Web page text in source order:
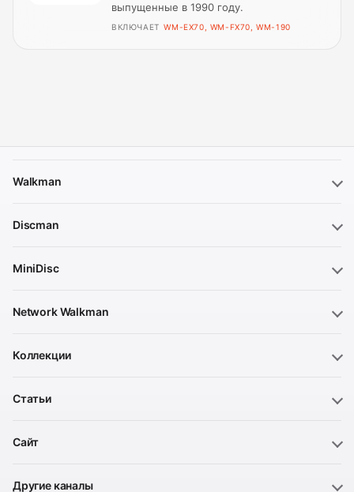
выпущенные в 1990 году.
ВКЛЮЧАЕТ WM-EX70, WM-FX70, WM-190
Walkman
Discman
MiniDisc
Network Walkman
Коллекции
Статьи
Сайт
Другие каналы